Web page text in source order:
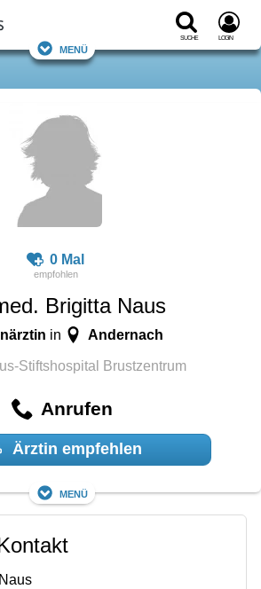
Suche Login
Menü
0 Mal
Brigitta Naus
in Andernach
Stiftshospital Brustzentrum
Anrufen
Ärztin empfehlen
Menü